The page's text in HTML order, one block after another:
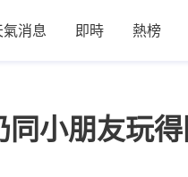
氣消息 即時 熱榜
同小朋友玩